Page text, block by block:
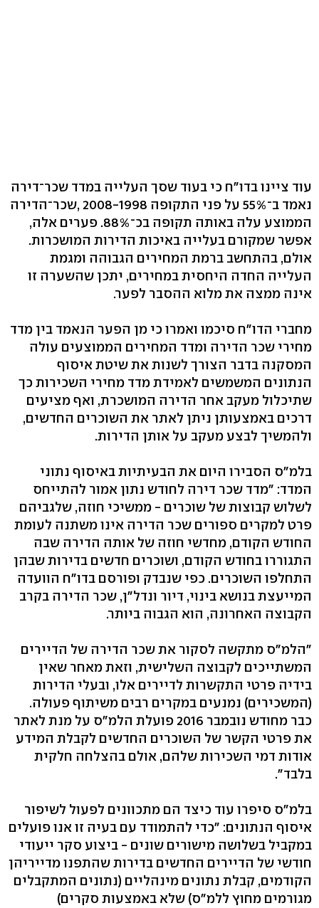
עוד ציינו בדו"ח כי בעוד שסך העלייה במדד שכר־דירה
נאמד ב־55% על פני התקופה 2008-1998 ,שכר־הדירה
הממוצע עלה באותה תקופה בכ־88%. פערים אלה,
אפשר שמקורם בעלייה באיכות הדירות המושכרות.
אולם, בהתחשב ברמת המחירים הגבוהה ומגמת
העלייה החדה היחסית במחירים, יתכן שהשערה זו
אינה ממצה את מלוא ההסבר לפער.
מחברי הדו"ח סיכמו ואמרו כי מן הפער הנאמד בין מדד
מחירי שכר הדירה ומדד המחירים הממוצעים עולה
המסקנה בדבר הצורך לשנות את שיטת איסוף
הנתונים המשמשים לאמידת מדד מחירי השכירות כך
שתיכלול מעקב אחר הדירה המושכרת, ואף מציעים
דרכים באמצעותן ניתן לאתר את השוכרים החדשים,
ולהמשיך לבצע מעקב על אותן הדירות.
בלמ"ס הסבירו היום את הבעיתיות באיסוף נתוני
המדד: "מדד שכר דירה לחודש נתון אמור להתייחס
לשלוש קבוצות של שוכרים - ממשיכי חוזה, שלגביהם
פרט למקרים ספורים שכר הדירה אינו משתנה לעומת
החודש הקודם, מחדשי חוזה של אותה הדירה שבה
התגוררו בחודש הקודם, ושוכרים חדשים בדירות שבהן
התחלפו השוכרים. כפי שנבדק ופורסם בדו"ח הוועדה
המייעצת בנושא בינוי, דיור ונדל"ן, שכר הדירה בקרב
הקבוצה האחרונה, הוא הגבוה ביותר.
"הלמ"ס מתקשה לסקור את שכר הדירה של הדיירים
המשתייכים לקבוצה השלישית, וזאת מאחר שאין
בידיה פרטי התקשרות לדיירים אלו, ובעלי הדירות
(המשכירים) נמנעים במקרים רבים משיתוף פעולה.
כבר מחודש נובמבר 2016 פועלת הלמ"ס על מנת לאתר
את פרטי הקשר של השוכרים החדשים לקבלת המידע
אודות דמי השכירות שלהם, אולם בהצלחה חלקית
בלבד".
בלמ"ס סיפרו עוד כיצד הם מתכוונים לפעול לשיפור
איסוף הנתונים: "כדי להתמודד עם בעיה זו אנו פועלים
במקביל בשלושה מישורים שונים - ביצוע סקר ייעודי
חודשי של הדיירים החדשים בדירות שהתפנו מדייריהן
הקודמים, קבלת נתונים מינהליים (נתונים המתקבלים
מגורמים מחוץ ללמ"ס) שלא באמצעות סקרים)